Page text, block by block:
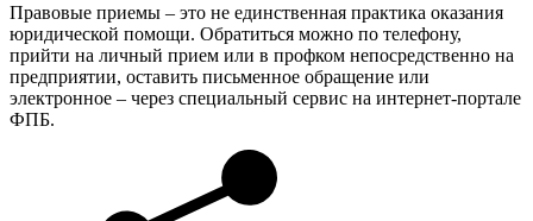
Правовые приемы – это не единственная практика оказания
юридической помощи. Обратиться можно по телефону,
прийти на личный прием или в профком непосредственно на
предприятии, оставить письменное обращение или
электронное – через специальный сервис на интернет-портале
ФПБ.